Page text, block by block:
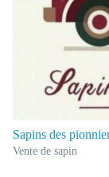
Sapins des
Vente de sapin